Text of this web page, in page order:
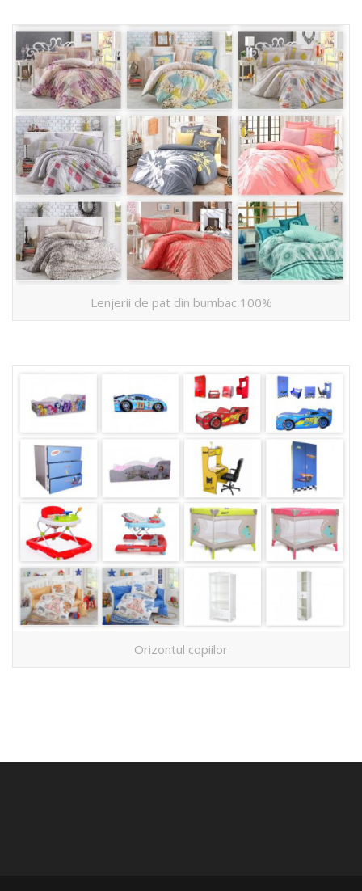
Lenjerii de pat din bumbac 100%
Orizontul copiilor